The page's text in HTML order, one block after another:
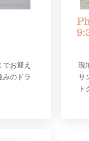
お迎え
みのドラ
現
サ
ト